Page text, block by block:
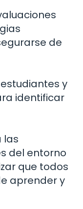
de
y
identificar
las
del entorno
que todos
aprender y